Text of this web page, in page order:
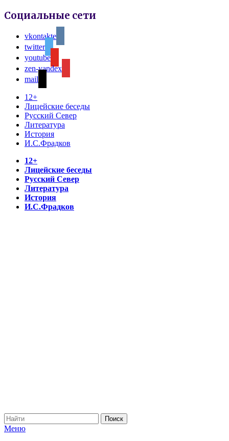
Социальные сети
vkontakte
twitter
youtube
zen-yandex
mail
12+
Лицейские беседы
Русский Север
Литература
История
И.С.Фрадков
12+
Лицейские беседы
Русский Север
Литература
История
И.С.Фрадков
Меню